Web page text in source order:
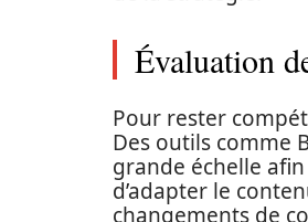
Évaluation
Pour rester
Des outils comme
grande échelle
d’adapter le
changements de